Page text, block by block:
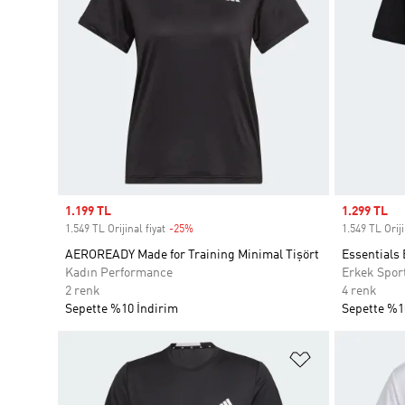
Sale price
1.199 TL
1.549 TL Orijinal fiyat -25%
AEROREADY Made for Training Minimal Tişört
Kadın Performance
2 renk
Sepette %10 İndirim
Sale price
1.299 TL
1.549 TL
Essentials
Erkek
4 renk
Sepette
Favori